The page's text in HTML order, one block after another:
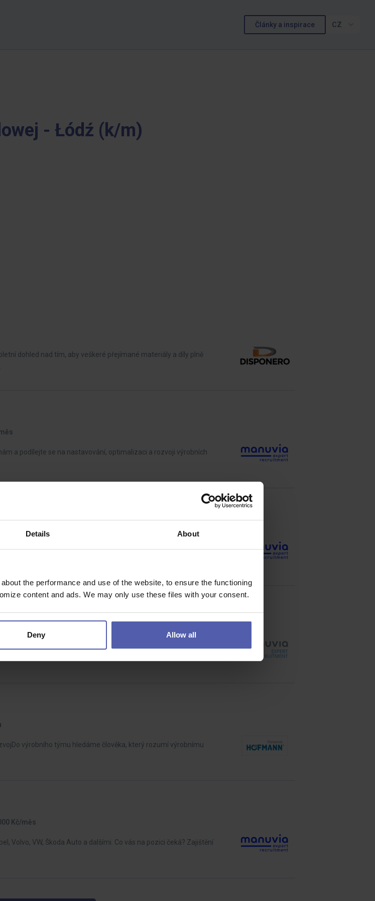
Details About
the performance and use of the website, to ensure the functioning
content and ads. We may only use these files with your consent.
Deny Allow all
Články a inspirace CZ
- Łódź (k/m)
dohled nad tím, aby veškeré přejímané materiály a díly plně
a podílejte se na nastavování, optimalizaci a rozvoji výrobních
Kč/měs
výrobní společnosti a podílet se na výrobě zámků pro přední
odlievania kovov? V pracovnej pozícii sa vyžaduje fyzická
výrobního týmu hledáme člověka, který rozumí výrobnímu
Kč/měs
Volvo, VW, Škoda Auto a dalšími. Co vás na pozici čeká? Zajištění